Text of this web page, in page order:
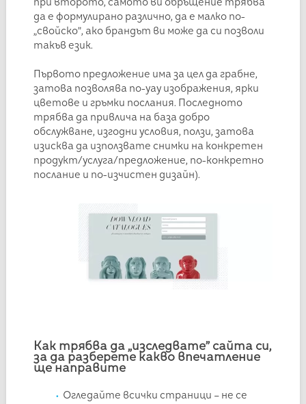
да е формулирано различно, да е малко по-
„свойско”, ако брандът ви може да си позволи
такъв език.
Първото предложение има за цел да грабне,
затова позволява по-уау изображения, ярки
цветове и гръмки послания. Последното
трябва да привлича на база добро
обслужване, изгодни условия, ползи, затова
изисква да използвате снимки на конкретен
продукт/услуга/предложение, по-конкретно
послание и по-изчистен дизайн).
Как трябва да „изследвате” сайта си,
за да разберете какво впечатление
ще направите
Огледайте всички страници – не се